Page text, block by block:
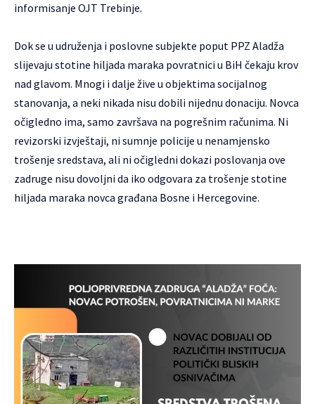
informisanje OJT Trebinje.
Dok se u udruženja i poslovne subjekte poput PPZ Aladža
slijevaju stotine hiljada maraka povratnici u BiH čekaju krov
nad glavom. Mnogi i dalje žive u objektima socijalnog
stanovanja, a neki nikada nisu dobili nijednu donaciju. Novca
očigledno ima, samo završava na pogrešnim računima. Ni
revizorski izvještaji, ni sumnje policije u nenamjensko
trošenje sredstava, ali ni očigledni dokazi poslovanja ove
zadruge nisu dovoljni da iko odgovara za trošenje stotine
hiljada maraka novca građana Bosne i Hercegovine.